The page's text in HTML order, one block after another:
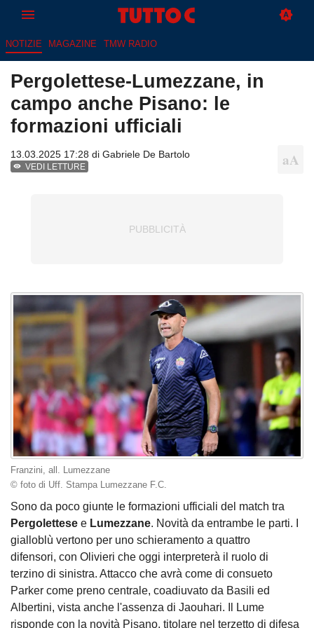
NOTIZIE MAGAZINE TMW RADIO
Pergolettese-Lumezzane, in
campo anche Pisano: le
formazioni ufficiali
13.03.2025 17:28 di Gabriele De Bartolo
VEDI LETTURE
Franzini, all. Lumezzane
© foto di Uff. Stampa Lumezzane F.C.
Sono da poco giunte le formazioni ufficiali del match tra
Pergolettese e Lumezzane. Novità da entrambe le parti. I
gialloblù vertono per uno schieramento a quattro
difensori, con Olivieri che oggi interpreterà il ruolo di
terzino di sinistra. Attacco che avrà come di consueto
Parker come preno centrale, coadiuvato da Basili ed
Albertini, vista anche l'assenza di Jaouhari. Il Lume
risponde con la novità Pisano, titolare nel terzetto di difesa